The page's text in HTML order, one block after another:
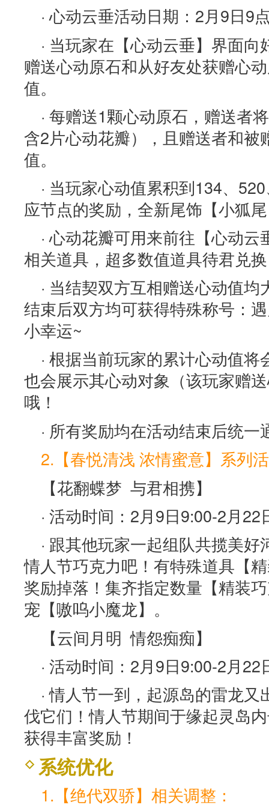
· 心动云垂活动日期：2月9日9
· 当玩家在【心动云垂】界面
赠送心动原石和从好友处获赠心
值。
· 每赠送1颗心动原石，赠送者
含2片心动花瓣），且赠送者和被
值。
· 当玩家心动值累积到134、
应节点的奖励，全新尾饰【小狐
· 心动花瓣可用来前往【心动
相关道具，超多数值道具待君兑
· 当结契双方互相赠送心动值
结束后双方均可获得特殊称号：
小幸运~
· 根据当前玩家的累计心动值
也会展示其心动对象（该玩家赠
哦！
· 所有奖励均在活动结束后统一
2.【春悦清浅 浓情蜜意】系列
【花翻蝶梦 与君相携】
· 活动时间：2月9日9:00-2月22
· 跟其他玩家一起组队共揽美
情人节巧克力吧！有特殊道具【
奖励掉落！集齐指定数量【精装
宠【嗷呜小魔龙】。
【云间月明 情怨痴痴】
· 活动时间：2月9日9:00-2月22
· 情人节一到，起源岛的雷龙
伐它们！情人节期间于缘起灵岛
获得丰富奖励！
系统优化
1.【绝代双骄】相关调整：